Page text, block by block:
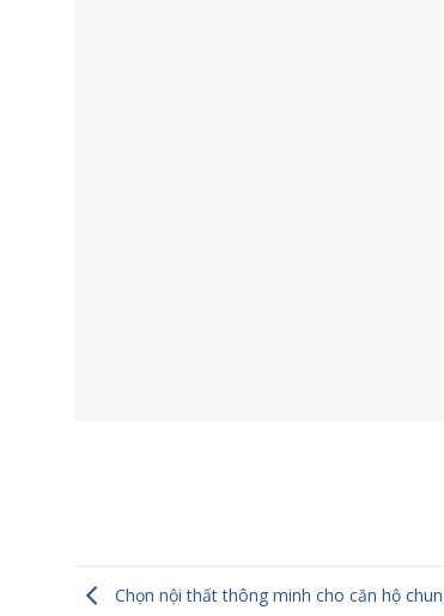
Chọn nội thất thông minh cho căn hộ